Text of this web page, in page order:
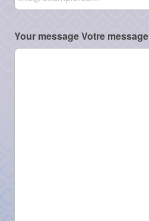
Your message Votre message
Your message Votre message